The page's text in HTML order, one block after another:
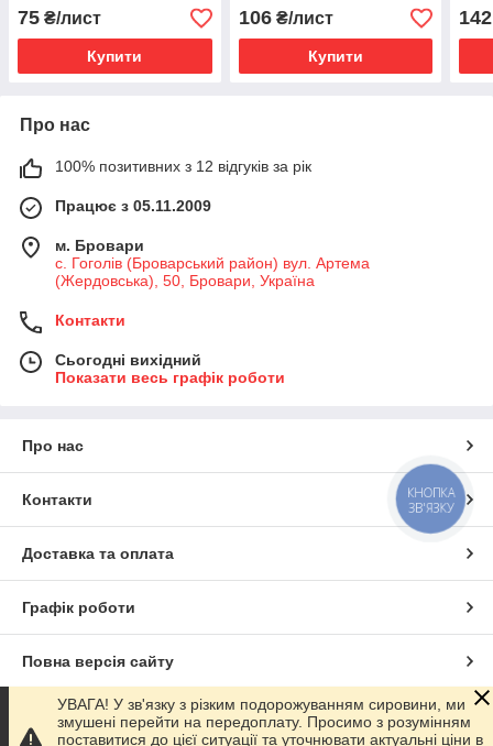
75 ₴/лист
Купити
106₴/лист
Купити
142
Про нас
100% позитивних з 12 відгуків за рік
Працює з 05.11.2009
м. Бровари
с. Гоголів (Броварський район) вул. Артема
(Жердовська), 50, Бровари, Україна
Контакти
Сьогодні вихідний
Показати весь графік роботи
Про нас
Контакти
Доставка та оплата
Графік роботи
Повна версія сайту
Сайт створено на маркетплейсіProm.ua
УВАГА! У зв'язку з різким подорожуванням сировини, ми
змушені перейти на передоплату. Просимо з розумінням
поставитися до цієї ситуації та уточнювати актуальні ціни в
КНОПКА
ЗВ'ЯЗКУ